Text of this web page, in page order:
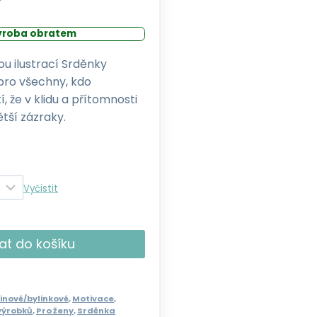
339,00 Kč
až
359,00 Kč
obratem
ilustrací Srděnky
všechny, kdo
že v klidu a přítomnosti
zázraky.
Vyčistit
do košíku
bylinkové,Motivace,
,Pro ženy,Srděnka